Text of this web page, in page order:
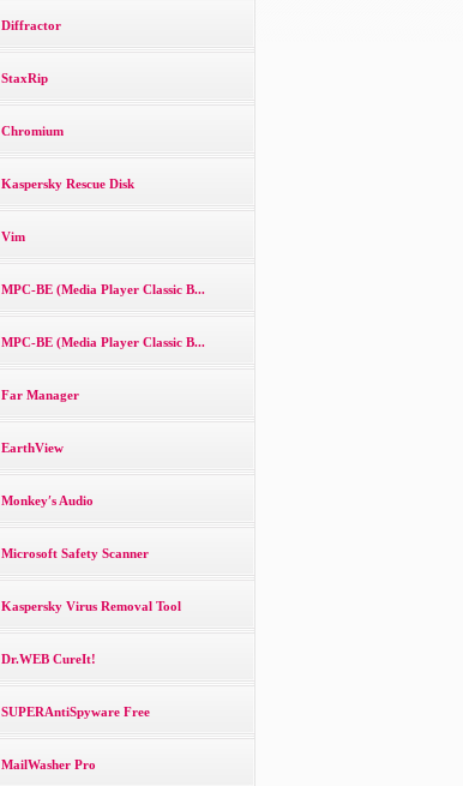
Diffractor
StaxRip
Chromium
Kaspersky Rescue Disk
Vim
MPC-BE (Media Player Classic B...
MPC-BE (Media Player Classic B...
Far Manager
EarthView
Monkey′s Audio
Microsoft Safety Scanner
Kaspersky Virus Removal Tool
Dr.WEB CureIt!
SUPERAntiSpyware Free
MailWasher Pro